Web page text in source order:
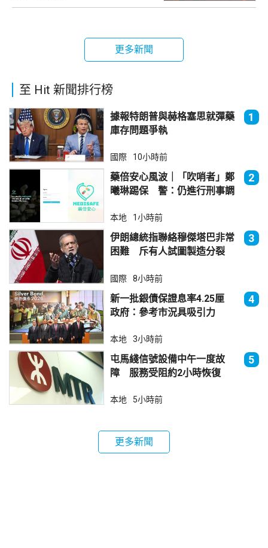
更多新聞
至 Hit 新聞排行榜
據報特朗普與赫格塞思就彈藥
庫存問題爭執
1
國際 10小時前
藥倍安心風波｜「吹哨者」鄭
曦琳踢保 警：仍進行刑事調
2
本地 1小時前
伊朗總統指聯絡穆傑塔巴非常
困難 斥有人試圖製造分裂
3
國際 8小時前
新一批銀債保證息率4.25厘
政府：參考市況具吸引力
4
本地 3小時前
屯馬綫信號設備中午一度故
障 服務受阻約2小時恢復
5
本地 5小時前
更多新聞